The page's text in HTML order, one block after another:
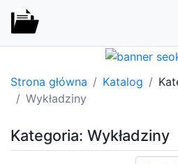
Strona główna Katalog
Wykładziny
Kategoria: Wykładziny